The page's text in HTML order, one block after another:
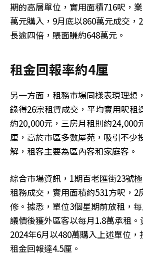
期的高層單位，實用面積716呎，
萬元購入，9月底以860萬元成交，
長逾四倍，賬面賺約648萬元。
租金回報率約4厘
另一方面，租務市場同樣表現理想
錄得26宗租賃成交，平均實用呎租
約20,000元，三房月租則約24,000
厘，高於市區多數屋苑，吸引不少
解，租客主要為區內客和家庭客。
綜合市場資訊，1期百老匯街23號
租務成交，實用面積約531方呎，2
修。據悉，單位3個星期前放租，
議價後獲外區客以每月1.8萬承租
2024年6月以480萬購入上述單位，
租金回報達4.5厘。